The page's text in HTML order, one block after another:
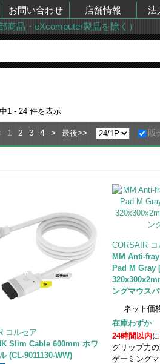
お問い合わせ 店舗情報 法
商品・eXcomputer製品を除く）
1 - 24 件を表示
1 2 3 4 > 最後>> 販
コルセア
Slim Cable 600mm ホワ
(CL-9011130-WW)
CORSAIR コ
MM Anti-
Pad M Gray
ングマウス
ネット価
在庫わずか
24時間以内
グリップ力
ゲーミング